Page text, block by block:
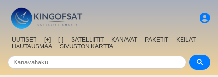
UUTISET [+] [-] SATELLIITIT KANAVAT PAKETIT
KEILAT
HAUTAUSMAA
SIVUSTON KARTTA